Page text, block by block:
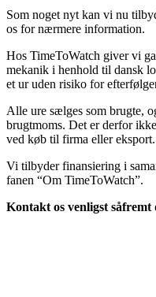
Som noget nyt kan vi nu
os for nærmere information.
Hos TimeToWatch giver vi
mekanik i henhold til dansk
et ur uden risiko for
Alle ure sælges som brugte,
brugtmoms. Det er derfor
ved køb til firma eller eksport.
Vi tilbyder finansiering i
fanen “Om TimeToWatch”.
Kontakt os venligst